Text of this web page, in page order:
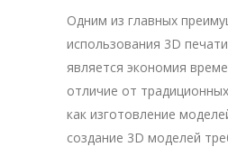
Одним из главных
использования 3D
является экономия
отличие от
как изготовление
создание 3D моделей